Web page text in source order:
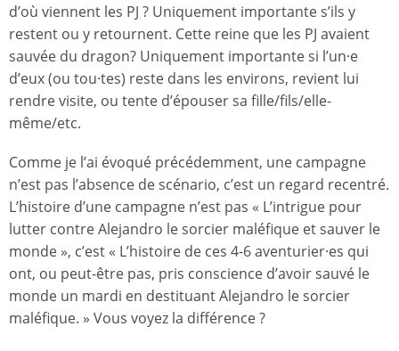
d’où viennent les PJ ? Uniquement importante s’ils y
restent ou y retournent. Cette reine que les PJ avaient
sauvée du dragon? Uniquement importante si l’un·e
d’eux (ou tou·tes) reste dans les environs, revient lui
rendre visite, ou tente d’épouser sa fille/fils/elle-
même/etc.
Comme je l’ai évoqué précédemment, une campagne
n’est pas l’absence de scénario, c’est un regard recentré.
L’histoire d’une campagne n’est pas « L’intrigue pour
lutter contre Alejandro le sorcier maléfique et sauver le
monde », c’est « L’histoire de ces 4-6 aventurier·es qui
ont, ou peut-être pas, pris conscience d’avoir sauvé le
monde un mardi en destituant Alejandro le sorcier
maléfique. » Vous voyez la différence ?